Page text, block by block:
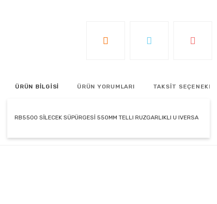
ÜRÜN BİLGİSİ ÜRÜN YORUMLARI TAKSİT
RB5500 SİLECEK SÜPÜRGESİ 550MM TELLI RUZGARLIKLI U IVERSA